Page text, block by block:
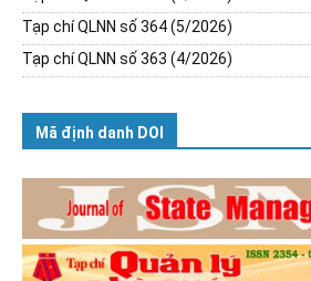
Tạp chí QLNN số 364 (5/2026)
Tạp chí QLNN số 363 (4/2026)
Mã định danh DOI